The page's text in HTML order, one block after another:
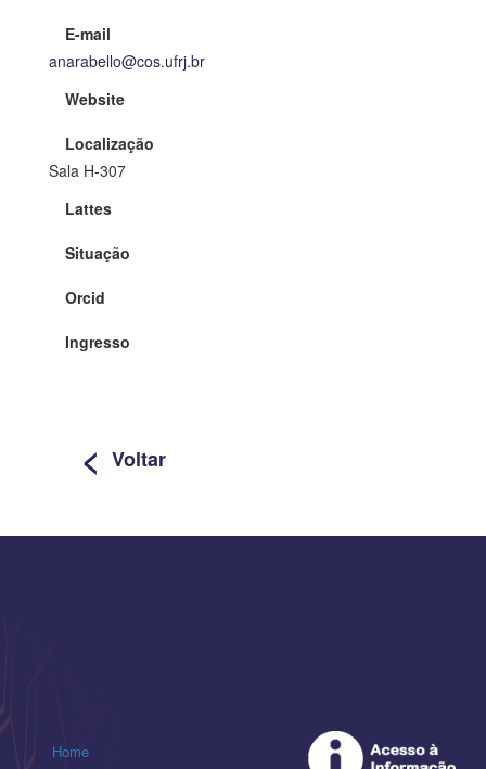
E-mail
anarabello@cos.ufrj.br
Website
Localização
Sala H-307
Lattes
Situação
Orcid
Ingresso
< Voltar
Home